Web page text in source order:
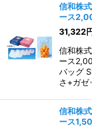
信和株
ース
31,322
信和株
ース
バッグ
さ+ガ
信和株
ース